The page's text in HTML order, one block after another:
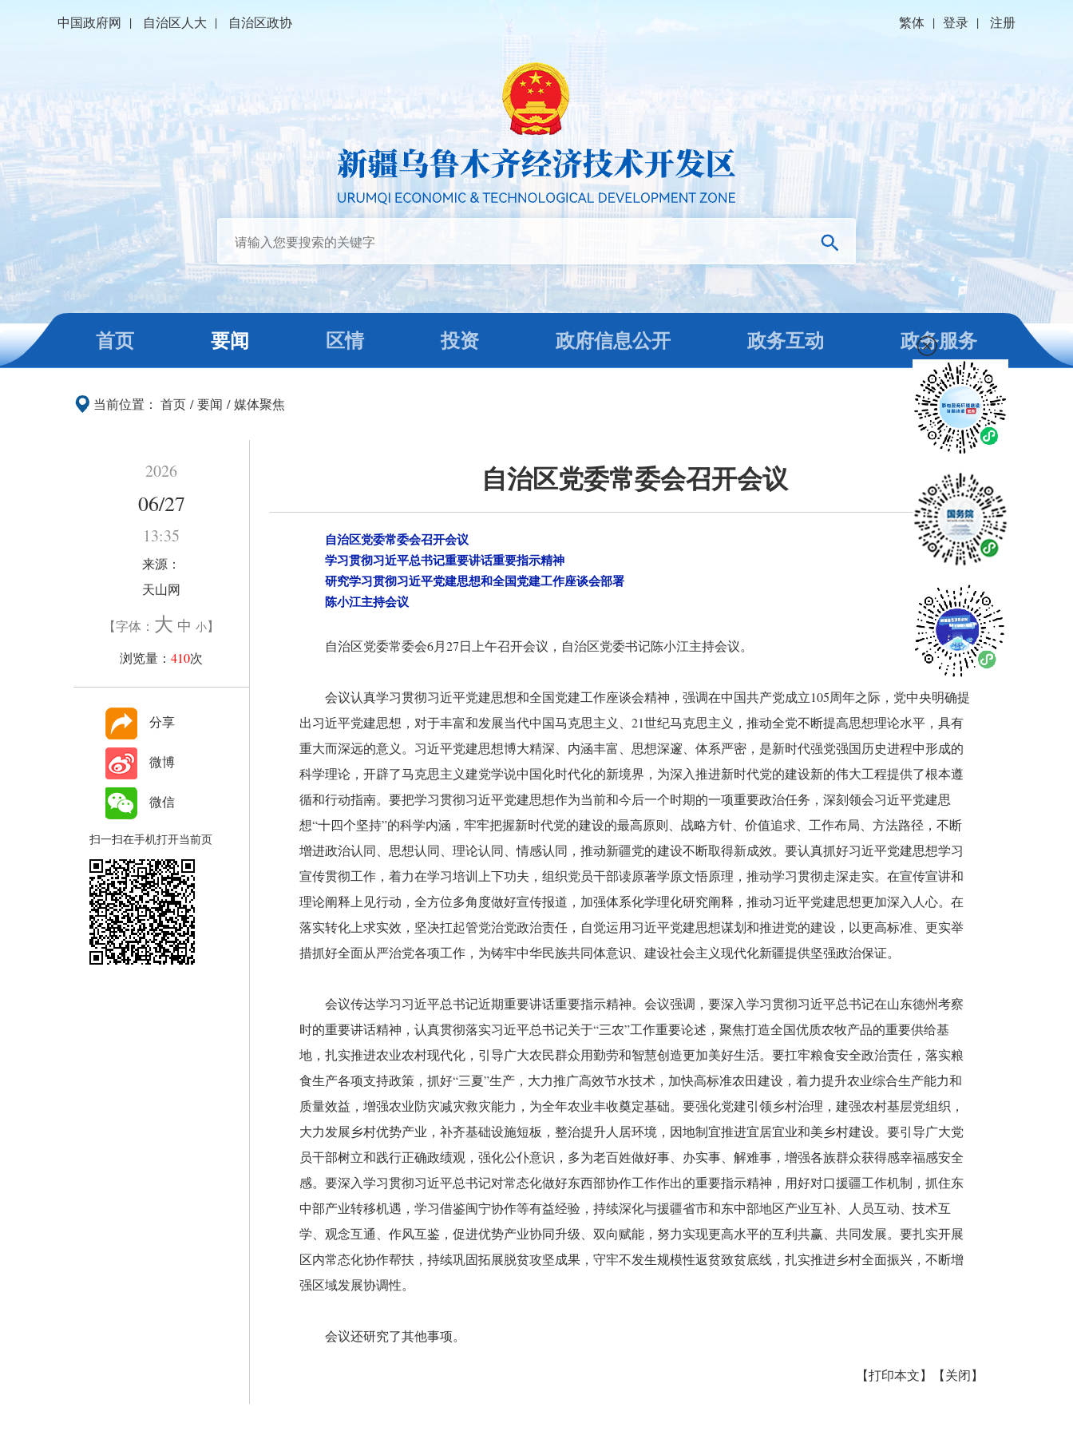
中国政府网 | 自治区人大 | 自治区政协 繁体 | 登录 | 注册
首页 要闻 区情 投资 政府信息公开 政务互动 政务服务
当前位置： 首页 /要闻 /媒体聚焦
2026
06/27
13:35
来源：
天山网
【字体： 大 中 小】
浏览量：410次
分享
微博
微信
扫一扫在手机打开当前页
自治区党委常委会召开会议
自治区党委常委会召开会议
学习贯彻习近平总书记重要讲话重要指示精神
研究学习贯彻习近平党建思想和全国党建工作座谈会部署
陈小江主持会议
自治区党委常委会6月27日上午召开会议，自治区党委书记陈小江主持会议。
会议认真学习贯彻习近平党建思想和全国党建工作座谈会精神，强调在中国共产党成立105周年之际，党中央明确提
出习近平党建思想，对于丰富和发展当代中国马克思主义、21世纪马克思主义，推动全党不断提高思想理论水平，具有
重大而深远的意义。习近平党建思想博大精深、内涵丰富、思想深邃、体系严密，是新时代强党强国历史进程中形成的
科学理论，开辟了马克思主义建党学说中国化时代化的新境界，为深入推进新时代党的建设新的伟大工程提供了根本遵
循和行动指南。要把学习贯彻习近平党建思想作为当前和今后一个时期的一项重要政治任务，深刻领会习近平党建思
想“十四个坚持”的科学内涵，牢牢把握新时代党的建设的最高原则、战略方针、价值追求、工作布局、方法路径，不断
增进政治认同、思想认同、理论认同、情感认同，推动新疆党的建设不断取得新成效。要认真抓好习近平党建思想学习
宣传贯彻工作，着力在学习培训上下功夫，组织党员干部读原著学原文悟原理，推动学习贯彻走深走实。在宣传宣讲和
理论阐释上见行动，全方位多角度做好宣传报道，加强体系化学理化研究阐释，推动习近平党建思想更加深入人心。在
落实转化上求实效，坚决扛起管党治党政治责任，自觉运用习近平党建思想谋划和推进党的建设，以更高标准、更实举
措抓好全面从严治党各项工作，为铸牢中华民族共同体意识、建设社会主义现代化新疆提供坚强政治保证。
会议传达学习习近平总书记近期重要讲话重要指示精神。会议强调，要深入学习贯彻习近平总书记在山东德州考察
时的重要讲话精神，认真贯彻落实习近平总书记关于“三农”工作重要论述，聚焦打造全国优质农牧产品的重要供给基
地，扎实推进农业农村现代化，引导广大农民群众用勤劳和智慧创造更加美好生活。要扛牢粮食安全政治责任，落实粮
食生产各项支持政策，抓好“三夏”生产，大力推广高效节水技术，加快高标准农田建设，着力提升农业综合生产能力和
质量效益，增强农业防灾减灾救灾能力，为全年农业丰收奠定基础。要强化党建引领乡村治理，建强农村基层党组织，
大力发展乡村优势产业，补齐基础设施短板，整治提升人居环境，因地制宜推进宜居宜业和美乡村建设。要引导广大党
员干部树立和践行正确政绩观，强化公仆意识，多为老百姓做好事、办实事、解难事，增强各族群众获得感幸福感安全
感。要深入学习贯彻习近平总书记对常态化做好东西部协作工作作出的重要指示精神，用好对口援疆工作机制，抓住东
中部产业转移机遇，学习借鉴闽宁协作等有益经验，持续深化与援疆省市和东中部地区产业互补、人员互动、技术互
学、观念互通、作风互鉴，促进优势产业协同升级、双向赋能，努力实现更高水平的互利共赢、共同发展。要扎实开展
区内常态化协作帮扶，持续巩固拓展脱贫攻坚成果，守牢不发生规模性返贫致贫底线，扎实推进乡村全面振兴，不断增
强区域发展协调性。
会议还研究了其他事项。
【打印本文】 【关闭】